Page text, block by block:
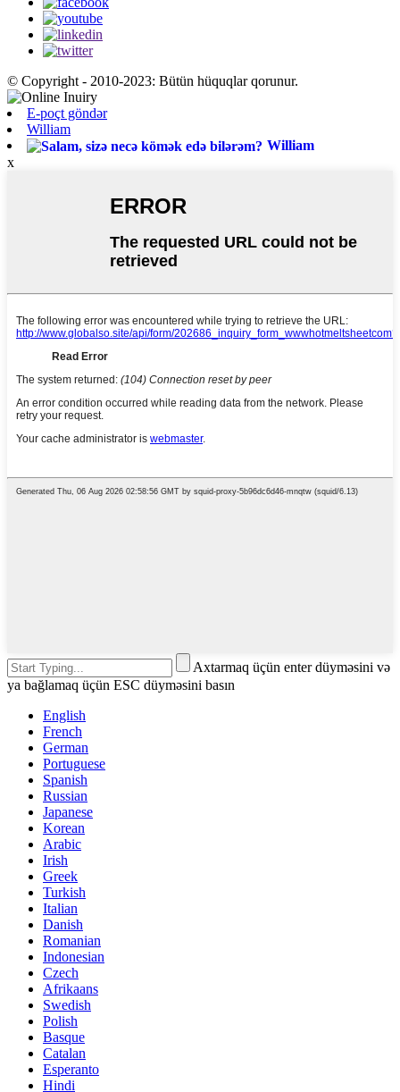
© Copyright - 2010-2023: Bütün hüquqlar qorunur.
E-poçt göndər
William
William
x
Axtarmaq üçün enter düyməsini və
ya bağlamaq üçün ESC düyməsini basın
English
French
German
Portuguese
Spanish
Russian
Japanese
Korean
Arabic
Irish
Greek
Turkish
Italian
Danish
Romanian
Indonesian
Czech
Afrikaans
Swedish
Polish
Basque
Catalan
Esperanto
Hindi